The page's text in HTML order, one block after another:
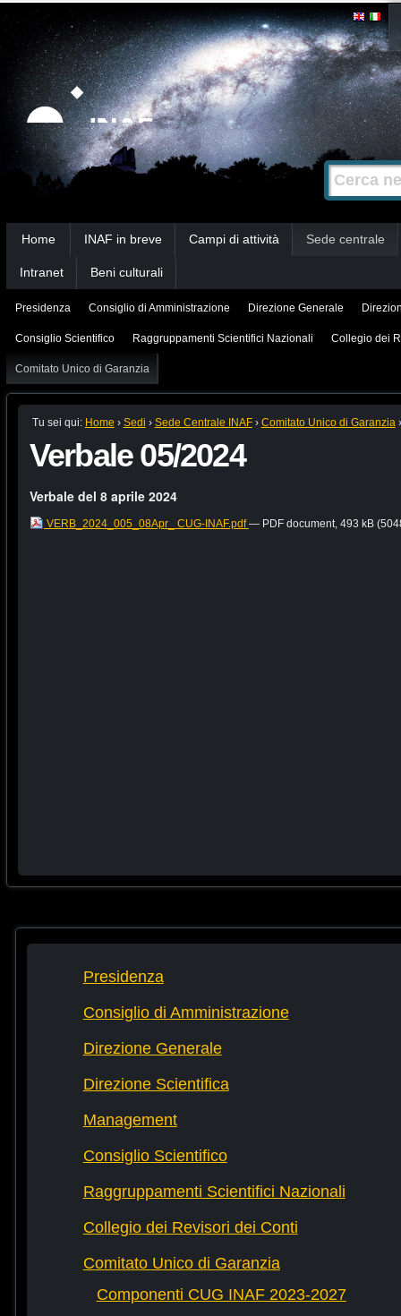
Strumenti
personali
Salta
contenuti.
|
Salta
alla
navigazione
Cerca nel
Ricerca
avanzata…
Home INAF in breve Campi di attività Sede centrale
Intranet Beni culturali
Presidenza Consiglio di Amministrazione Direzione Generale
Consiglio Scientifico Raggruppamenti Scientifici Nazionali Collegio dei
Comitato Unico di Garanzia
Tu sei qui: Home › Sedi › Sede Centrale INAF › Comitato Unico di Garanzia
Verbale 05/2024
Verbale del 8 aprile 2024
VERB_2024_005_08Apr_ CUG-INAF.pdf— PDF document, 493 kB
Presidenza
Consiglio di Amministrazione
Direzione Generale
Direzione Scientifica
Management
Consiglio Scientifico
Raggruppamenti Scientifici Nazionali
Collegio dei Revisori dei Conti
Comitato Unico di Garanzia
Componenti CUG INAF 2023-2027